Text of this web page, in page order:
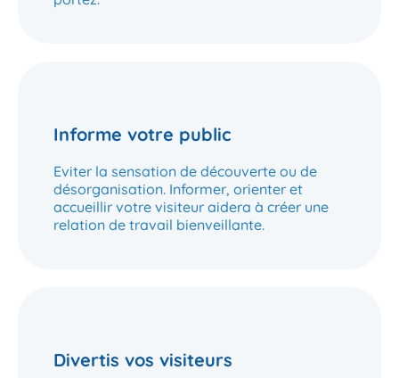
Informe votre public
Eviter la sensation de découverte ou de
désorganisation. Informer, orienter et
accueillir votre visiteur aidera à créer une
relation de travail bienveillante.
Divertis vos visiteurs